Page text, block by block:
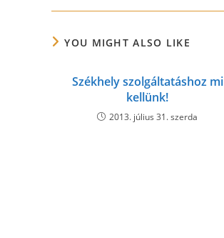
YOU MIGHT ALSO LIKE
Székhely szolgáltatáshoz mi
kellünk!
2013. július 31. szerda